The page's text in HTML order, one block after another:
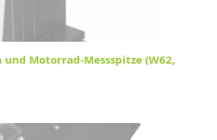
Motorrad-Messspitze (W62,